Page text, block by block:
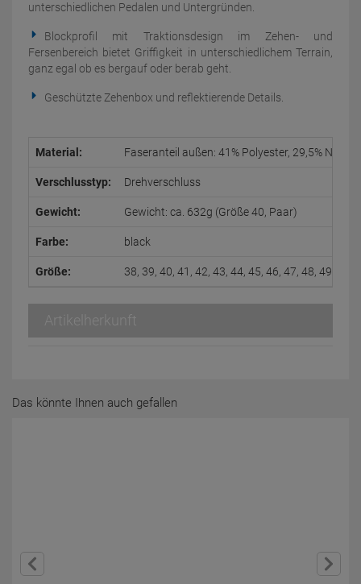
unterschiedlichen Pedalen und Untergründen.
Blockprofil mit Traktionsdesign im Zehen- und
Fersenbereich bietet Griffigkeit in unterschiedlichem Terrain,
ganz egal ob es bergauf oder berab geht.
Geschützte Zehenbox und reflektierende Details.
Material: Faseranteil außen: 41% Polyester, 29,5%
Verschlusstyp: Drehverschluss
Gewicht: Gewicht: ca. 632g (Größe 40, Paar)
Farbe: black
Größe: 38, 39, 40, 41, 42, 43, 44, 45, 46, 47, 48, 49, 50
Artikelherkunft
Das könnte Ihnen auch gefallen